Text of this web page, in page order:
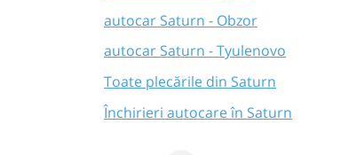
autocar Saturn - Obzor
autocar Saturn - Tyulenovo
Toate plecările din Saturn
Închirieri autocare în Saturn